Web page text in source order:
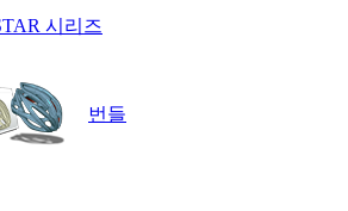
시리즈
번들